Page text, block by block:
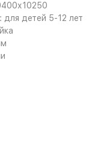
для детей 5-12 лет